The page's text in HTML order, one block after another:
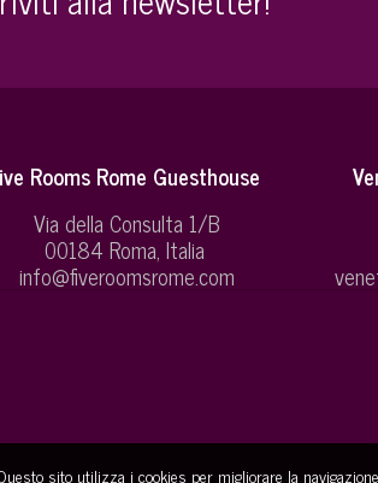
Rooms Rome Guesthouse
Via della Consulta 1/B
00184 Roma, Italia
info@fiveroomsrome.com
sito utilizza i cookies per migliorare la